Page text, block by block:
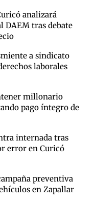
analizará
DAEM tras debate
a sindicato
laborales
millonario
pago íntegro de
internada tras
error en Curicó
preventiva
en Zapallar